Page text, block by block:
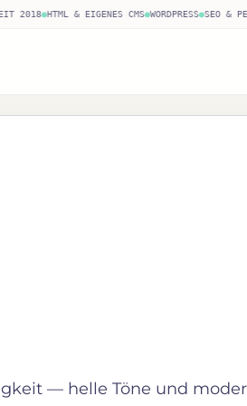
2018●HTML & EIGENES CMS●WORDPRESS●SEO &
— helle Töne und